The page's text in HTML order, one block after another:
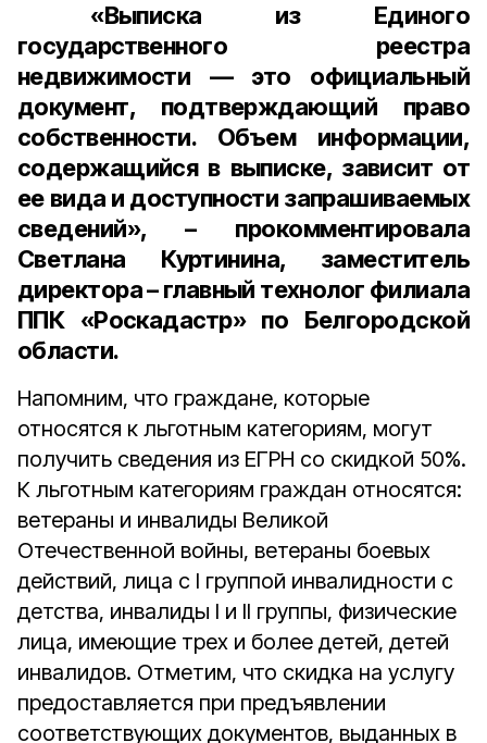
«Выписка из Единого
государственного реестра
недвижимости — это официальный
документ, подтверждающий право
собственности. Объем информации,
содержащийся в выписке, зависит от
ее вида и доступности запрашиваемых
сведений», – прокомментировала
Светлана Куртинина, заместитель
директора – главный технолог филиала
ППК «Роскадастр» по Белгородской
области.
Напомним, что граждане, которые
относятся к льготным категориям, могут
получить сведения из ЕГРН со скидкой 50%.
К льготным категориям граждан относятся:
ветераны и инвалиды Великой
Отечественной войны, ветераны боевых
действий, лица с I группой инвалидности с
детства, инвалиды I и II группы, физические
лица, имеющие трех и более детей, детей
инвалидов. Отметим, что скидка на услугу
предоставляется при предъявлении
соответствующих документов, выданных в